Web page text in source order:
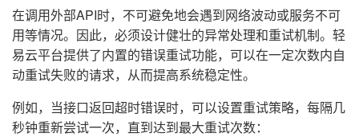
在调用外部API时，不可避免地会遇到网络波动或服务不可
用等情况。因此，必须设计健壮的异常处理和重试机制。轻
易云平台提供了内置的错误重试功能，可以在一定次数内自
动重试失败的请求，从而提高系统稳定性。
例如，当接口返回超时错误时，可以设置重试策略，每隔几
秒钟重新尝试一次，直到达到最大重试次数：